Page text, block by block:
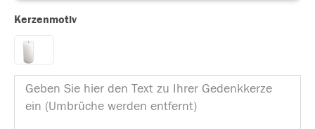
Kerzenmotiv